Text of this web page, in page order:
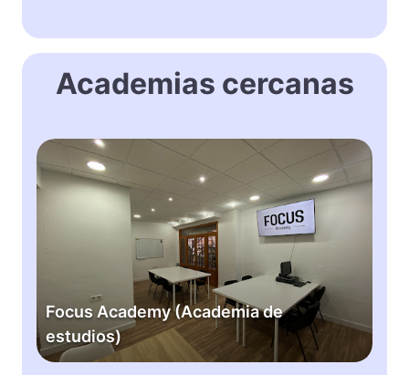
Academias cercanas
Focus Academy (Academia de
estudios)
F
o
c
d
e